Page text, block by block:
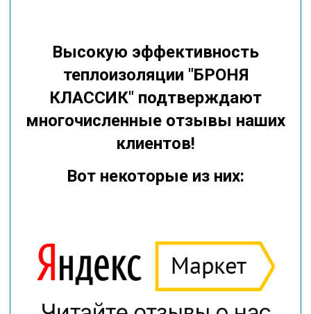
Высокую эффективность
теплоизоляции "БРОНЯ
КЛАССИК" подтверждают
многочисленные отзывы наших
клиентов!
Вот некоторые из них: